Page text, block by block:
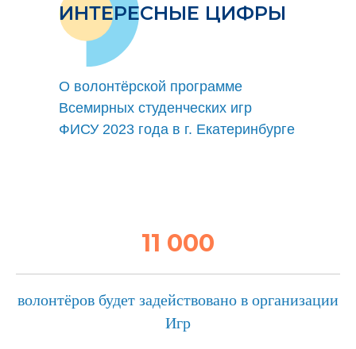
ИНТЕРЕСНЫЕ ЦИФРЫ
O волонтёрской программе
Всемирных студенческих игр
ФИСУ 2023 года в г. Екатеринбурге
11 000
волонтёров будет задействовано в организации
Игр